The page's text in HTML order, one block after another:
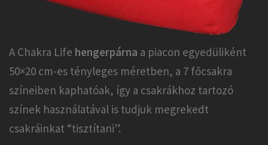
A Chakra Life hengerpárna a piacon egyedüliként
50×20 cm-es tényleges méretben, a 7 főcsakra
színeiben kaphatóak, így a csakrákhoz tartozó
színek használatával is tudjuk megrekedt
csakráinkat “tisztítani”.